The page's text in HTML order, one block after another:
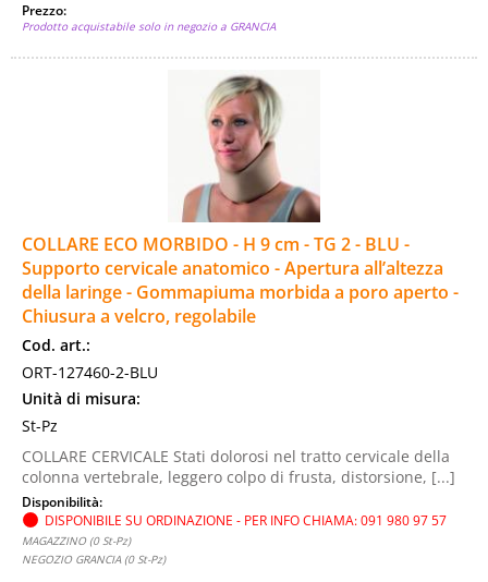
Prezzo:
Prodotto acquistabile solo in negozio a GRANCIA
COLLARE ECO MORBIDO - H 9 cm - TG 2 - BLU -
Supporto cervicale anatomico - Apertura all’altezza
della laringe - Gommapiuma morbida a poro aperto -
Chiusura a velcro, regolabile
Cod. art.:
ORT-127460-2-BLU
Unità di misura:
St-Pz
COLLARE CERVICALE Stati dolorosi nel tratto cervicale della
colonna vertebrale, leggero colpo di frusta, distorsione, [...]
Disponibilità:
DISPONIBILE SU ORDINAZIONE - PER INFO CHIAMA: 091 980 97 57
MAGAZZINO (0 St-Pz)
NEGOZIO GRANCIA (0 St-Pz)